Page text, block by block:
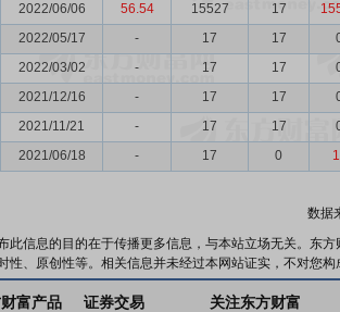
2022/06/06
56.54 15527 17
2022/05/17
- 17 17
2022/03/02
- 17 17
2021/12/16
- 17 17
2021/11/21
- 17 17
2021/06/18
- 17 0
数据
此信息的目的在于传播更多信息，与本站立场无关。东
性、原创性等。相关信息并未经过本网站证实，不对您
富产品 证券交易 关注东方财富